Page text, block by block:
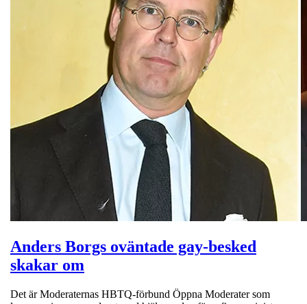
Anders Borgs oväntade gay-besked
skakar om
Det är Moderaternas HBTQ-förbund Öppna Moderater som